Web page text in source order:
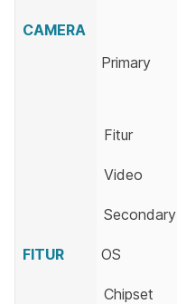
CAMERA
Primary
Fitur
Video
Secondary
FITUR OS
Chipset